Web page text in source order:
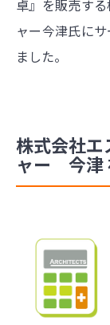
卓』を販売す
ャー今津氏に
ました。
株式会社
ャー 今津